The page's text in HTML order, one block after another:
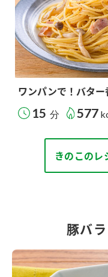
ワンパンで！バター
15 分 577
きのこのレ
豚バ